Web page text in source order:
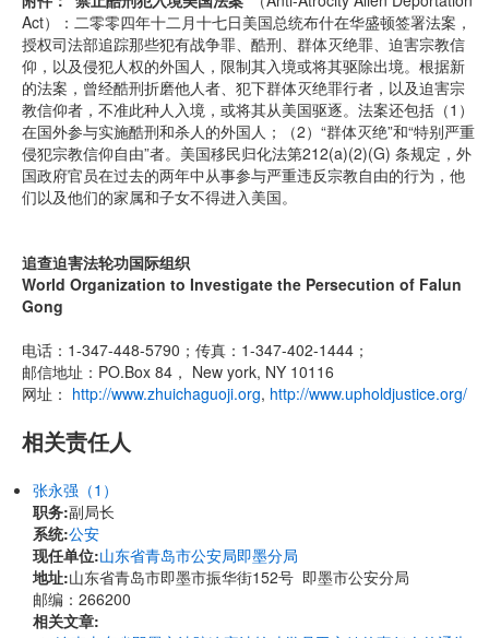
Act）：二零零四年十二月十七日美国总统布什在华盛顿签署法案，
授权司法部追踪那些犯有战争罪、酷刑、群体灭绝罪、迫害宗教信
仰，以及侵犯人权的外国人，限制其入境或将其驱除出境。根据新
的法案，曾经酷刑折磨他人者、犯下群体灭绝罪行者，以及迫害宗
教信仰者，不准此种人入境，或将其从美国驱逐。法案还包括（1）
在国外参与实施酷刑和杀人的外国人；（2）“群体灭绝”和“特别严重
侵犯宗教信仰自由”者。美国移民归化法第212(a)(2)(G) 条规定，外
国政府官员在过去的两年中从事参与严重违反宗教自由的行为，他
们以及他们的家属和子女不得进入美国。
追查迫害法轮功国际组织
World Organization to Investigate the Persecution of Falun
Gong
电话：1-347-448-5790；传真：1-347-402-1444；
邮信地址：PO.Box 84， New york, NY 10116
网址： http://www.zhuichaguoji.org, http://www.upholdjustice.org/
相关责任人
张永强（1）
职务:副局长
系统:公安
现任单位:山东省青岛市公安局即墨分局
地址:山东省青岛市即墨市振华街152号 即墨市公安分局
邮编：266200
相关文章: